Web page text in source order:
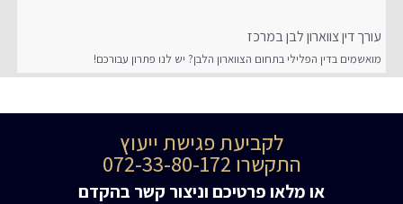
עורך דין צווארון לבן במרכז
מואשמים בדין הפלילי בתחום הצווארון הלבן? יש לנו פתרון עבורכם!
לקביעת פגישת ייעוץ
התקשרו 072-33-80-172
או מלאו פרטיכם וניצור קשר בהקדם